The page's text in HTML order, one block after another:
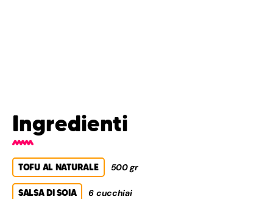
Ingredienti
TOFU AL NATURALE 500 gr
SALSA DI SOIA 6 cucchiai